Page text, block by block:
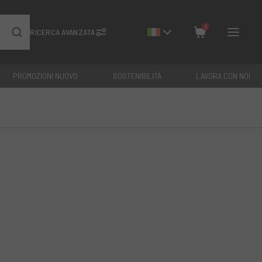
RICERCA AVANZATA
0
Chiudi
PROMOZIONI NUOVO SOSTENIBILITÀ LAVORA CON NOI